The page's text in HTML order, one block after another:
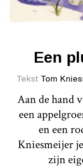
Een
Tekst Tom
Aan de hand
een
en een
Kniesmeijer
zijn